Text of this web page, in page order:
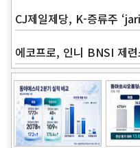
CJ제일제당, K-증류주
에코프로, 인니 BNSI 제